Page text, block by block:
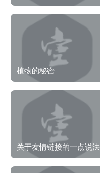
植物的秘密
关于友情链接的一点说法